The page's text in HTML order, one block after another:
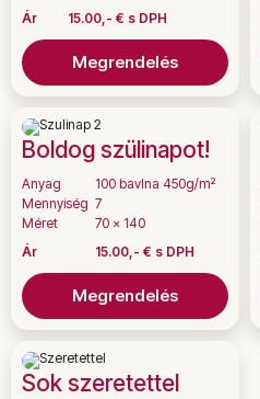
Ár
15.00,- € s DPH
Megrendelés
Boldog szülinapot!
Anyag
100 bavlna 450g/m²
Mennyiség 7
Méret
70 x 140
Ár
15.00,- € s DPH
Megrendelés
Sok szeretettel